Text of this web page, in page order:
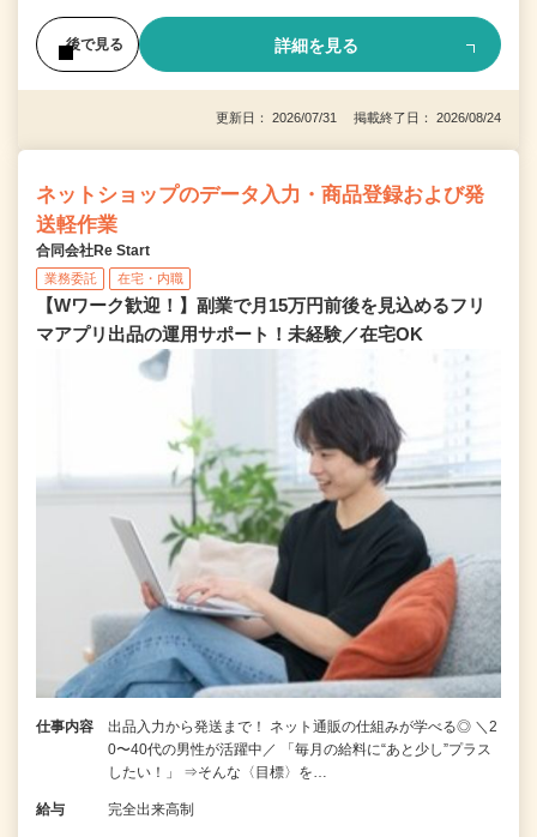
後で見る 詳細を見る
更新日： 2026/07/31 掲載終了日： 2026/08/24
ネットショップのデータ入力・商品登録および発
送軽作業
合同会社Re Start
業務委託 在宅・内職
【Wワーク歓迎！】副業で月15万円前後を見込めるフリ
マアプリ出品の運用サポート！未経験／在宅OK
仕事内容
出品入力から発送まで！ ネット通販の仕組みが学べる◎ ＼2
0〜40代の男性が活躍中／ 「毎月の給料に“あと少し”プラス
したい！」 ⇒そんな〈目標〉を…
給与 完全出来高制